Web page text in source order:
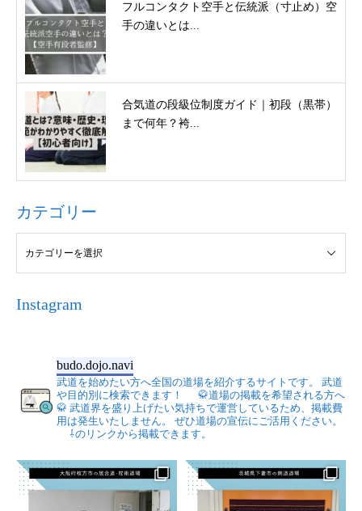
フルコンタクト空手と伝統派（寸止め）空
手の違いとは...
合気道の段級位制度ガイド｜初段（黒帯）
まで何年？袴...
カテゴリー
Instagram
budo.dojo.navi
武道を始めたい方へ全国の道場を紹介するサイトです。
武道
や目的別に検索できます！
🥋道場の掲載を希望される方へ
🥋 武道界を盛り上げたい気持ちで運営しているため、掲載費
用は発生いたしません。
ぜひ道場の宣伝にご活用ください。
⇩のリンクから掲載できます。